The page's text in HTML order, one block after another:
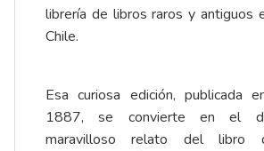
librería de libros raros y antiguos
Chile.
Esa curiosa edición, publicada
1887, se convierte en el
maravilloso relato del libro